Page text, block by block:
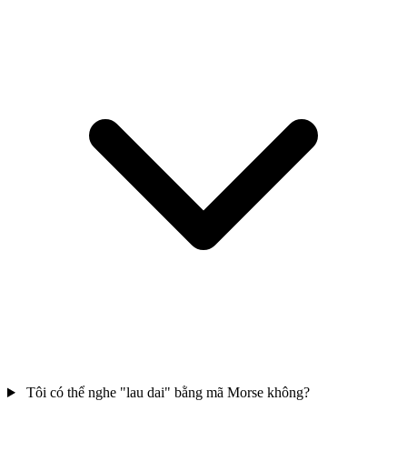
Tôi có thể nghe "lau dai" bằng mã Morse không?